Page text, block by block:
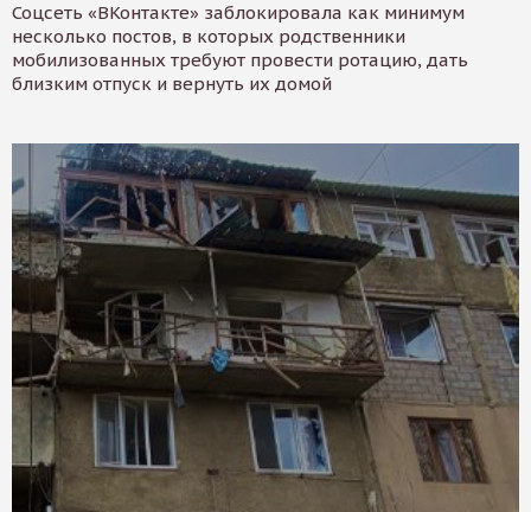
Соцсеть «ВКонтакте» заблокировала как минимум
несколько постов, в которых родственники
мобилизованных требуют провести ротацию, дать
близким отпуск и вернуть их домой